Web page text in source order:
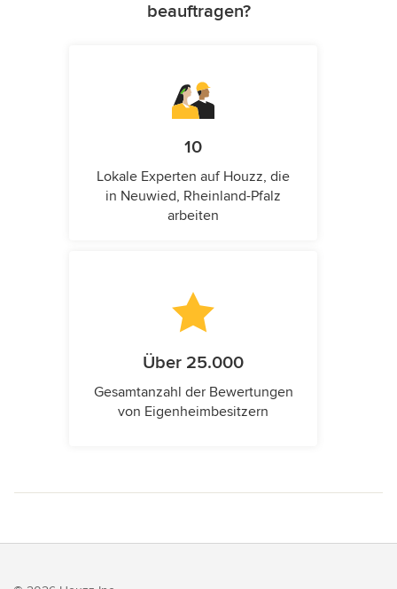
beauftragen?
10
Lokale Experten auf Houzz, die
in Neuwied, Rheinland-Pfalz
arbeiten
Über 25.000
Gesamtanzahl der Bewertungen
von Eigenheimbesitzern